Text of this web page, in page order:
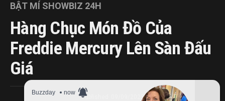
BẬT MÍ SHOWBIZ 24H
Hàng Chục Món Đồ Của
Freddie Mercury Lên Sàn Đấu
Giá
Published 09/09/2023